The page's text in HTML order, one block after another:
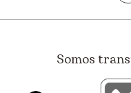
Somos